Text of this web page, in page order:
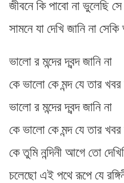
জীবনে কি পাবো না ভুলেছি সে
সামনে যা দেখি জানি না
ভালো র মন্দের দ্বন্দ জানি না
কে ভালো কে মন্দ যে তার খবর
ভালো র মন্দের দ্বন্দ জানি না
কে ভালো কে মন্দ যে তার খবর
কে তুমি নন্দিনী আগে তো
চলেছো এই পথে রূপে যে